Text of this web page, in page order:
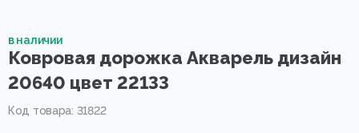
в наличии
Ковровая дорожка Акварель дизайн
20640 цвет 22133
Код товара: 31822